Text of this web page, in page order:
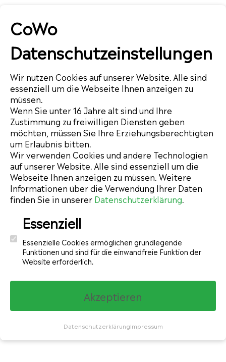
CoWo
Datenschutzeinstellungen
Wir nutzen Cookies auf unserer Website. Alle sind
essenziell um die Webseite Ihnen anzeigen zu
müssen.
Wenn Sie unter 16 Jahre alt sind und Ihre
Zustimmung zu freiwilligen Diensten geben
möchten, müssen Sie Ihre Erziehungsberechtigten
um Erlaubnis bitten.
Wir verwenden Cookies und andere Technologien
auf unserer Website. Alle sind essenziell um die
Webseite Ihnen anzeigen zu müssen. Weitere
Informationen über die Verwendung Ihrer Daten
finden Sie in unserer Datenschutzerklärung.
Essenziell
Essenzielle Cookies ermöglichen grundlegende
Funktionen und sind für die einwandfreie Funktion der
Website erforderlich.
Akzeptieren
DatenschutzerklärungImpressum